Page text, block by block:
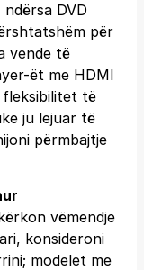
DVD
për
vende të
ët me HDMI
të
ju lejuar të
përmbajtje
vëmendje
konsideroni
modelet me